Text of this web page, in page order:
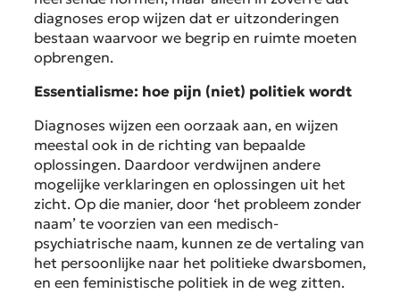
diagnoses erop wijzen dat er uitzonderingen
bestaan waarvoor we begrip en ruimte moeten
opbrengen.
Essentialisme: hoe pijn (niet) politiek wordt
Diagnoses wijzen een oorzaak aan, en wijzen
meestal ook in de richting van bepaalde
oplossingen. Daardoor verdwijnen andere
mogelijke verklaringen en oplossingen uit het
zicht. Op die manier, door ‘het probleem zonder
naam’ te voorzien van een medisch-
psychiatrische naam, kunnen ze de vertaling van
het persoonlijke naar het politieke dwarsbomen,
en een feministische politiek in de weg zitten.